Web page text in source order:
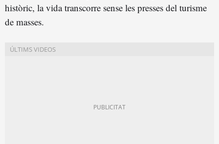
històric, la vida transcorre sense les presses del turisme
de masses.